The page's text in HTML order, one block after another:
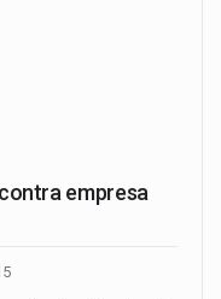
empresa